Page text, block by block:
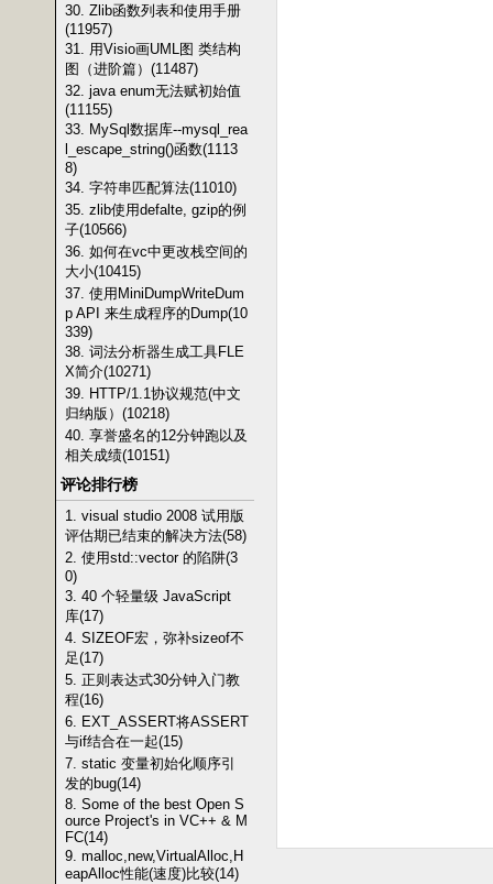
30. Zlib函数列表和使用手册
(11957)
31. 用Visio画UML图 类结构
图（进阶篇）(11487)
32. java enum无法赋初始值
(11155)
33. MySql数据库--mysql_rea
l_escape_string()函数(1113
8)
34. 字符串匹配算法(11010)
35. zlib使用defalte, gzip的例
子(10566)
36. 如何在vc中更改栈空间的
大小(10415)
37. 使用MiniDumpWriteDum
p API 来生成程序的Dump(10
339)
38. 词法分析器生成工具FLE
X简介(10271)
39. HTTP/1.1协议规范(中文
归纳版）(10218)
40. 享誉盛名的12分钟跑以及
相关成绩(10151)
评论排行榜
1. visual studio 2008 试用版
评估期已结束的解决方法(58)
2. 使用std::vector 的陷阱(3
0)
3. 40 个轻量级 JavaScript
库(17)
4. SIZEOF宏，弥补sizeof不
足(17)
5. 正则表达式30分钟入门教
程(16)
6. EXT_ASSERT将ASSERT
与if结合在一起(15)
7. static 变量初始化顺序引
发的bug(14)
8. Some of the best Open S
ource Project's in VC++ & M
FC(14)
9. malloc,new,VirtualAlloc,H
eapAlloc性能(速度)比较(14)